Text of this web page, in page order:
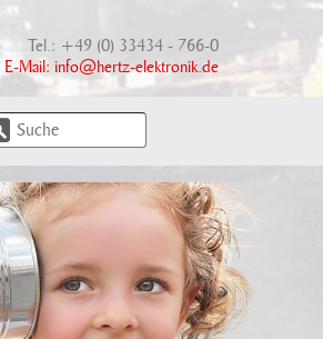
Tel.: +49 (0) 33434 - 766-0
E-Mail: info@hertz-elektronik.de